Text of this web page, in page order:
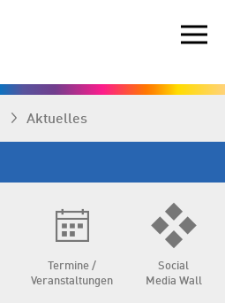
Aktuelles
Termine /
Veranstaltungen
Social
Media Wall